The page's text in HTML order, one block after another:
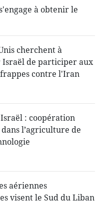
à obtenir le
cherchent à
Israël de participer aux
contre l'Iran
: coopération
l’agriculture de
aériennes
visent le Sud du Liban